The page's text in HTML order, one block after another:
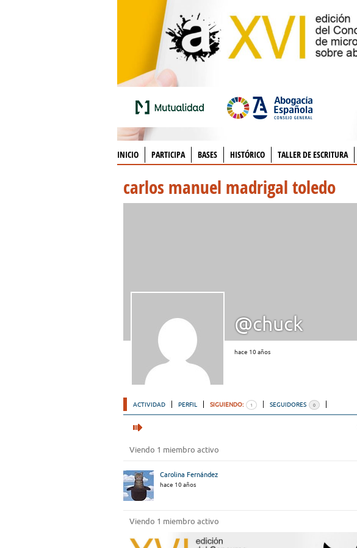
INICIO PARTICIPA BASES HISTÓRICO TALLER DE ESCRITURA
carlos manuel madrigal toledo
@chuck
hace 10 años
ACTIVIDAD PERFIL SIGUIENDO: 1 SEGUIDORES 0
Viendo 1 miembro activo
Carolina Fernández
hace 10 años
Viendo 1 miembro activo